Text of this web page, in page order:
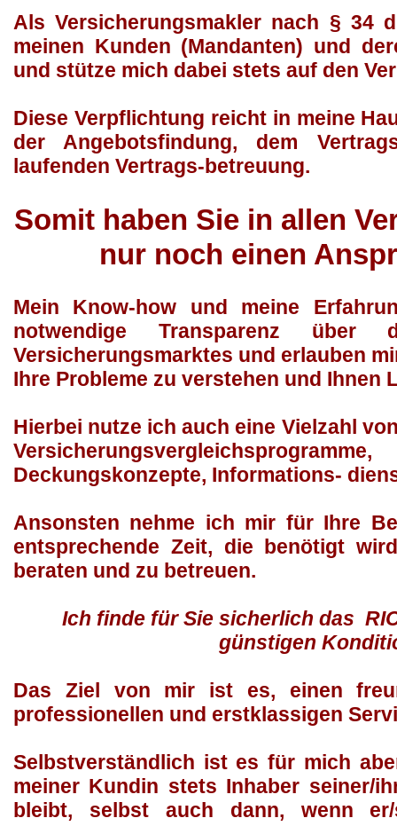
Als Versicherungsmakler nach § 34
meinen Kunden (Mandanten) und
und stütze mich dabei stets auf den
Diese Verpflichtung reicht in meine
der Angebotsfindung, dem
laufenden Vertrags-betreuung.
Somit haben Sie in allen
nur noch einen
Mein Know-how und meine
notwendige Transparenz über
Versicherungsmarktes und erlauben
Ihre Probleme zu verstehen und Ihnen
Hierbei nutze ich auch eine Vielzahl
Deckungskonzepte, Informations-
Ansonsten nehme ich mir für Ihre
entsprechende Zeit, die benötigt
beraten und zu betreuen.
Ich finde für Sie sicherlich das
günstigen
Das Ziel von mir ist es, einen
professionellen und erstklassigen
Selbstverständlich ist es für mich
meiner Kundin stets Inhaber seiner/
bleibt, selbst auch dann, wenn